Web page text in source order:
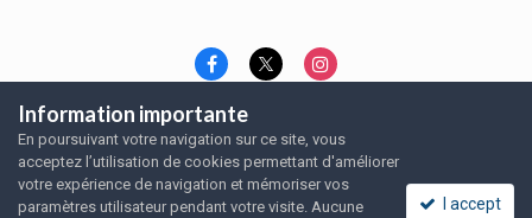
Langue Thème
Politique de confidentialité
Nous contacter
Nous contacter
SRFA, l'association des amoureux du rat domestique
Powered by Invision Community
Information importante
En poursuivant votre navigation sur ce site, vous
acceptez l’utilisation de cookies permettant d'améliorer
votre expérience de navigation et mémoriser vos
paramètres utilisateur pendant votre visite. Aucune
I accept